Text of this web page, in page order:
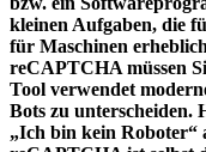
kleinen Aufgaben, die
für Maschinen
reCAPTCHA müssen
Tool verwendet
Bots zu unterscheiden.
„Ich bin kein Roboter“